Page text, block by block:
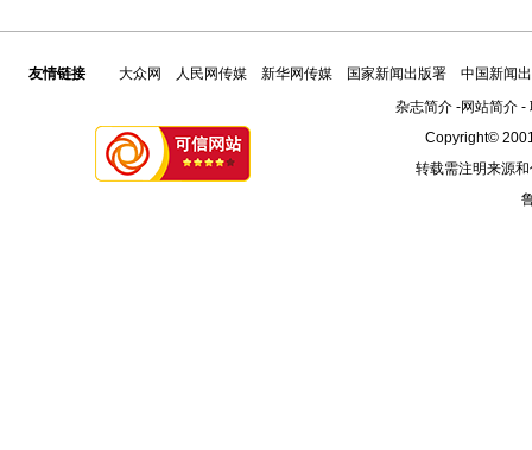
友情链接 大众网 人民网传媒 新华网传媒 国家新闻出版署
中国新闻
杂志简介-网站简介-
Copyright©
转载需注明来源